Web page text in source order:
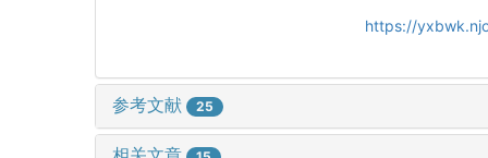
https://
参考文献 25